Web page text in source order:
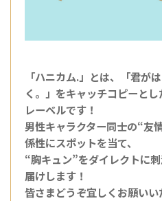
「ハニカム.」とは、「君が
く。」をキャッチコピーと
レーベルです！
男性キャラクター同士の“友
係性にスポットを当て、
“胸キュン”をダイレクトに
届けします！
皆さまどうぞ宜しくお願いい